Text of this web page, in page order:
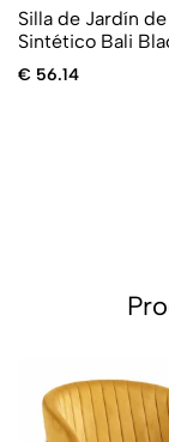
Silla de Jardín de
Sintético Bali
€ 56.14